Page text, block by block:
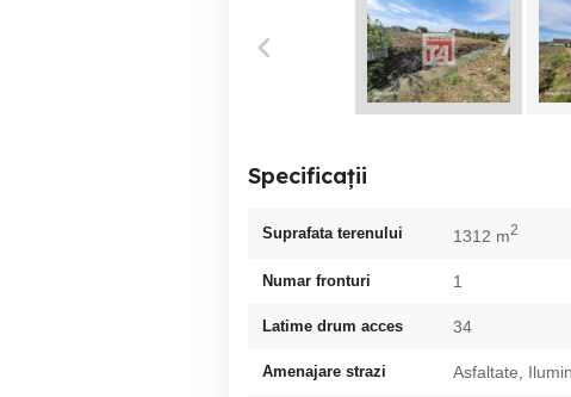
Specificații
Suprafata terenului 1312 m2
Numar fronturi 1
Latime drum acces 34
Amenajare strazi Asfaltate,